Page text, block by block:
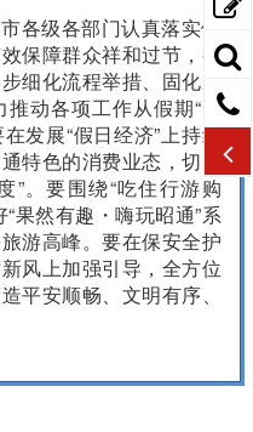
各级各部门认真落实做
保障群众祥和过节，有
细化流程举措、固化成
动各项工作从假期“短
发展“假日经济”上持续
特色的消费业态，切实
”。要围绕“吃住行游购
果然有趣・嗨玩昭通”系
游高峰。要在保安全护
风上加强引导，全方位
平安顺畅、文明有序、